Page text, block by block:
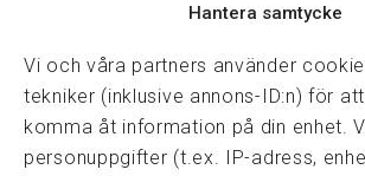
Hantera samtycke
Vi och våra partners använder
tekniker (inklusive annons-ID:n) för
komma åt information på din enhet.
personuppgifter (t.ex. IP-adress,
Vasagatan 28, 111 20 Stockholm
kansli@fmf.se
Snabblänkar